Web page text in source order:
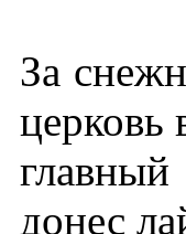
За
церковь
донес